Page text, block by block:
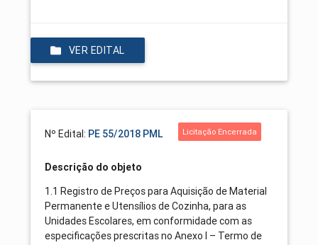
VER EDITAL
Nº Edital: PE 55/2018 PML Licitação Encerrada
Descrição do objeto
1.1 Registro de Preços para Aquisição de Material
Permanente e Utensílios de Cozinha, para as
Unidades Escolares, em conformidade com as
especificações prescritas no Anexo I – Termo de